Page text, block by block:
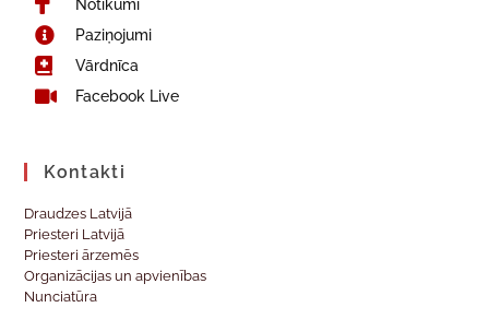
Notikumi
Paziņojumi
Vārdnīca
Facebook Live
Kontakti
Draudzes Latvijā
Priesteri Latvijā
Priesteri ārzemēs
Organizācijas un apvienības
Nunciatūra